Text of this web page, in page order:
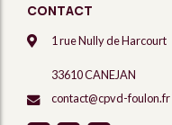
CONTACT
1 rue Nully de Harcourt
33610 CANEJAN
contact@cpvd-foulon.fr